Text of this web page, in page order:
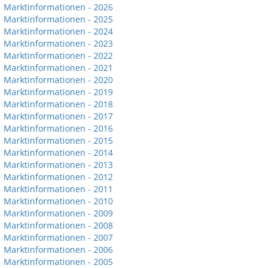
Marktinformationen - 2026
Marktinformationen - 2025
Marktinformationen - 2024
Marktinformationen - 2023
Marktinformationen - 2022
Marktinformationen - 2021
Marktinformationen - 2020
Marktinformationen - 2019
Marktinformationen - 2018
Marktinformationen - 2017
Marktinformationen - 2016
Marktinformationen - 2015
Marktinformationen - 2014
Marktinformationen - 2013
Marktinformationen - 2012
Marktinformationen - 2011
Marktinformationen - 2010
Marktinformationen - 2009
Marktinformationen - 2008
Marktinformationen - 2007
Marktinformationen - 2006
Marktinformationen - 2005